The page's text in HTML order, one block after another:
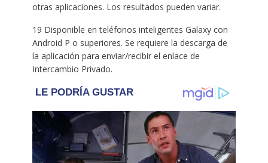
otras aplicaciones. Los resultados pueden variar.
19 Disponible en teléfonos inteligentes Galaxy con
Android P o superiores. Se requiere la descarga de
la aplicación para enviar/recibir el enlace de
Intercambio Privado.